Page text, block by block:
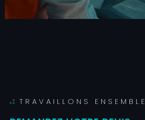
TRAVAILLONS ENSEMBLE